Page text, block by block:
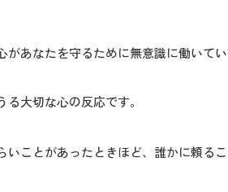
あなたを守るために無意識に働いてい
大切な心の反応です。
ことがあったときほど、誰かに頼るこ